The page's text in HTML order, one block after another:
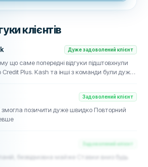
клієнтів
Дуже задоволений клієнт
що саме попередні відгуки підштовхнули
Plus. Kash та інші з команди були дуже
мені підібрати авто. Це зняло стрес з усього
рекомендую цю команду всім, хто шукає
авто.
Задоволений клієнт
позичити дуже швидко Повторний
Задоволений клієнт
майже Ставки вниз будь